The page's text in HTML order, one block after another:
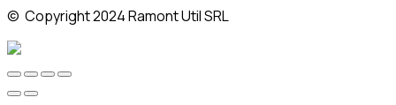
© Copyright 2024 Ramont Util SRL